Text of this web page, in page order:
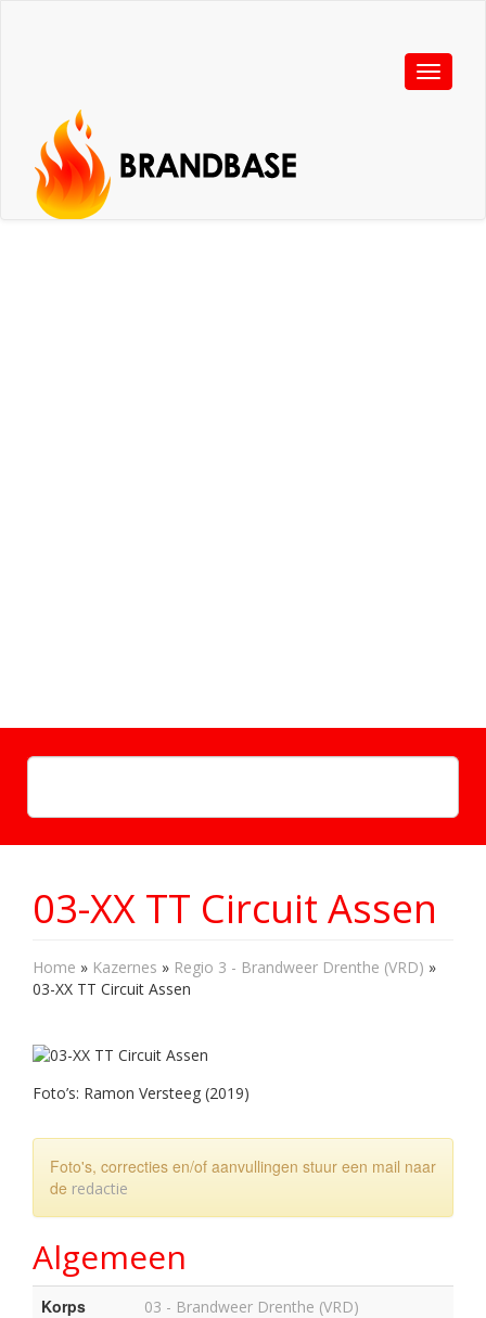
03-XX TT Circuit Assen
Home » Kazernes » Regio 3 - Brandweer Drenthe (VRD) »
03-XX TT Circuit Assen
Foto’s: Ramon Versteeg (2019)
Foto's, correcties en/of aanvullingen stuur een mail naar
de redactie
Algemeen
Korps 03 - Brandweer Drenthe (VRD)